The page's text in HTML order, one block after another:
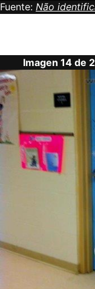
Fuente: Não
Imagen 14 de